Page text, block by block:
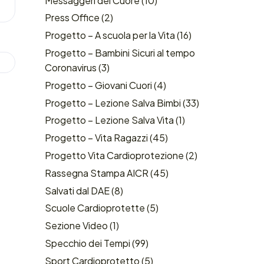
Press Office(2)
Progetto – A scuola per la Vita(16)
Progetto – Bambini Sicuri al tempo
Coronavirus(3)
Progetto – Giovani Cuori(4)
Progetto – Lezione Salva Bimbi(33)
Progetto – Lezione Salva Vita(1)
Progetto – Vita Ragazzi(45)
Progetto Vita Cardioprotezione(2)
Rassegna Stampa AICR(45)
Salvati dal DAE(8)
Scuole Cardioprotette(5)
Sezione Video(1)
Specchio dei Tempi(99)
Sport Cardioprotetto(5)